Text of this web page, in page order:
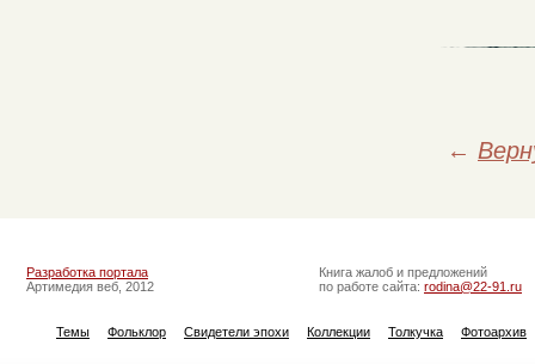
←
Разработка портала
Артимедия веб, 2012
Книга жалоб и предложений
по работе сайта: rodina@22-91.ru
Темы Фольклор Свидетели эпохи Коллекции Толкучка Фотоархив